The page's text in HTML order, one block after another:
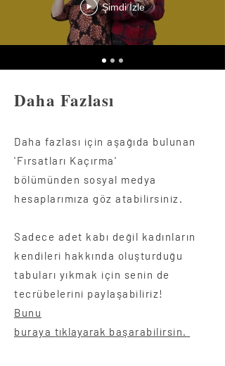
Şimdi İzle
Daha Fazlası
Daha fazlası için aşağıda bulunan
'Fırsatları Kaçırma'
bölümünden sosyal medya
hesaplarımıza göz atabilirsiniz.
Sadece adet kabı değil kadınların
kendileri hakkında oluşturduğu
tabuları yıkmak için senin de
tecrübelerini paylaşabiliriz!
Bunu
buraya tıklayarak başarabilirsin.